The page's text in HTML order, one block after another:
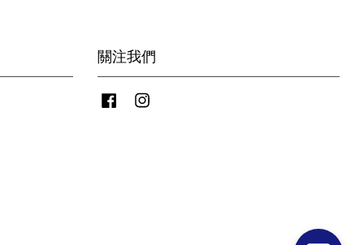
關注我們
Facebook